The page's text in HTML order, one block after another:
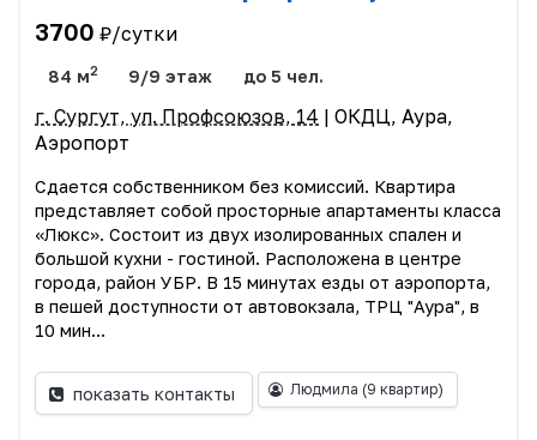
3700 ₽/сутки
84 м2 9/9 этаж до 5 чел.
г. Сургут, ул. Профсоюзов, 14 | ОКДЦ, Аура,
Аэропорт
Сдается собственником без комиссий. Квартира
представляет собой просторные апартаменты класса
«Люкс». Состоит из двух изолированных спален и
большой кухни - гостиной. Расположена в центре
города, район УБР. В 15 минутах езды от аэропорта,
в пешей доступности от автовокзала, ТРЦ "Аура", в
10 мин...
показать контакты Людмила (9 квартир)